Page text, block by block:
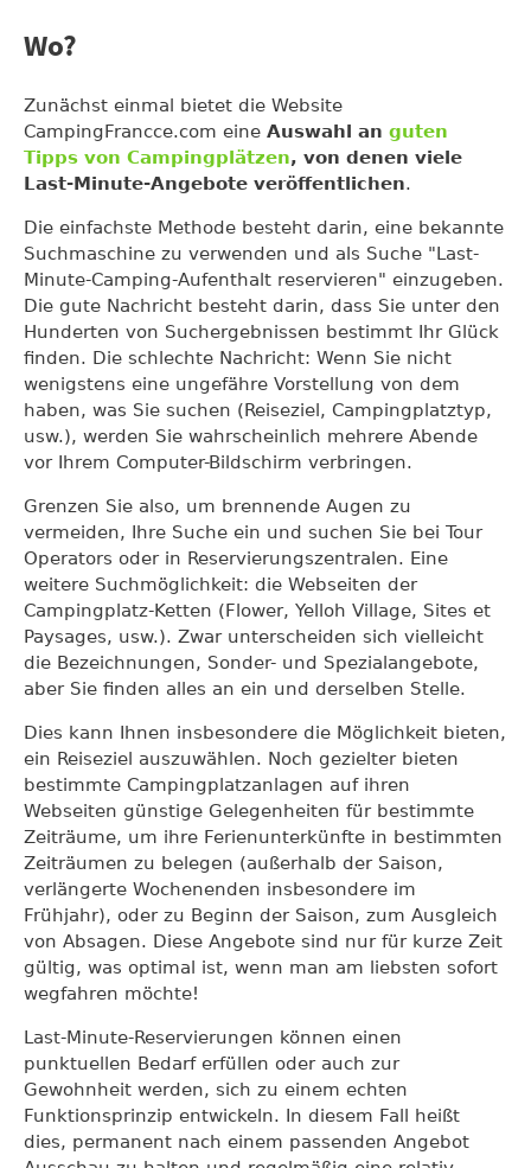
Wo?
Zunächst einmal bietet die Website
CampingFrancce.com eine Auswahl an guten
Tipps von Campingplätzen, von denen viele
Last-Minute-Angebote veröffentlichen.
Die einfachste Methode besteht darin, eine bekannte
Suchmaschine zu verwenden und als Suche "Last-
Minute-Camping-Aufenthalt reservieren" einzugeben.
Die gute Nachricht besteht darin, dass Sie unter den
Hunderten von Suchergebnissen bestimmt Ihr Glück
finden. Die schlechte Nachricht: Wenn Sie nicht
wenigstens eine ungefähre Vorstellung von dem
haben, was Sie suchen (Reiseziel, Campingplatztyp,
usw.), werden Sie wahrscheinlich mehrere Abende
vor Ihrem Computer-Bildschirm verbringen.
Grenzen Sie also, um brennende Augen zu
vermeiden, Ihre Suche ein und suchen Sie bei Tour
Operators oder in Reservierungszentralen. Eine
weitere Suchmöglichkeit: die Webseiten der
Campingplatz-Ketten (Flower, Yelloh Village, Sites et
Paysages, usw.). Zwar unterscheiden sich vielleicht
die Bezeichnungen, Sonder- und Spezialangebote,
aber Sie finden alles an ein und derselben Stelle.
Dies kann Ihnen insbesondere die Möglichkeit bieten,
ein Reiseziel auszuwählen. Noch gezielter bieten
bestimmte Campingplatzanlagen auf ihren
Webseiten günstige Gelegenheiten für bestimmte
Zeiträume, um ihre Ferienunterkünfte in bestimmten
Zeiträumen zu belegen (außerhalb der Saison,
verlängerte Wochenenden insbesondere im
Frühjahr), oder zu Beginn der Saison, zum Ausgleich
von Absagen. Diese Angebote sind nur für kurze Zeit
gültig, was optimal ist, wenn man am liebsten sofort
wegfahren möchte!
Last-Minute-Reservierungen können einen
punktuellen Bedarf erfüllen oder auch zur
Gewohnheit werden, sich zu einem echten
Funktionsprinzip entwickeln. In diesem Fall heißt
dies, permanent nach einem passenden Angebot